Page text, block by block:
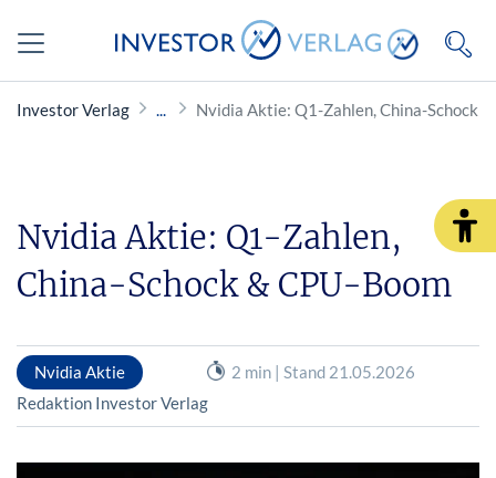
Investor Verlag Nvidia Aktie: Q1-Zahlen, China-Schock
Nvidia Aktie: Q1-Zahlen,
China-Schock & CPU-Boom
Nvidia Aktie
2 min | Stand 21.05.2026
Redaktion Investor Verlag